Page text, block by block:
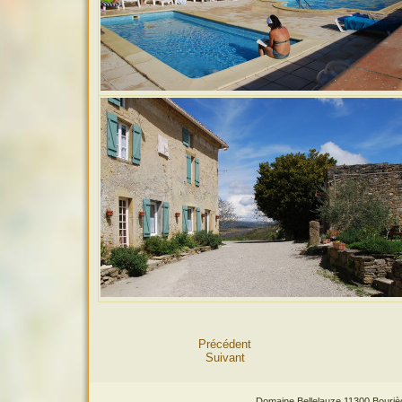
Précédent
Suivant